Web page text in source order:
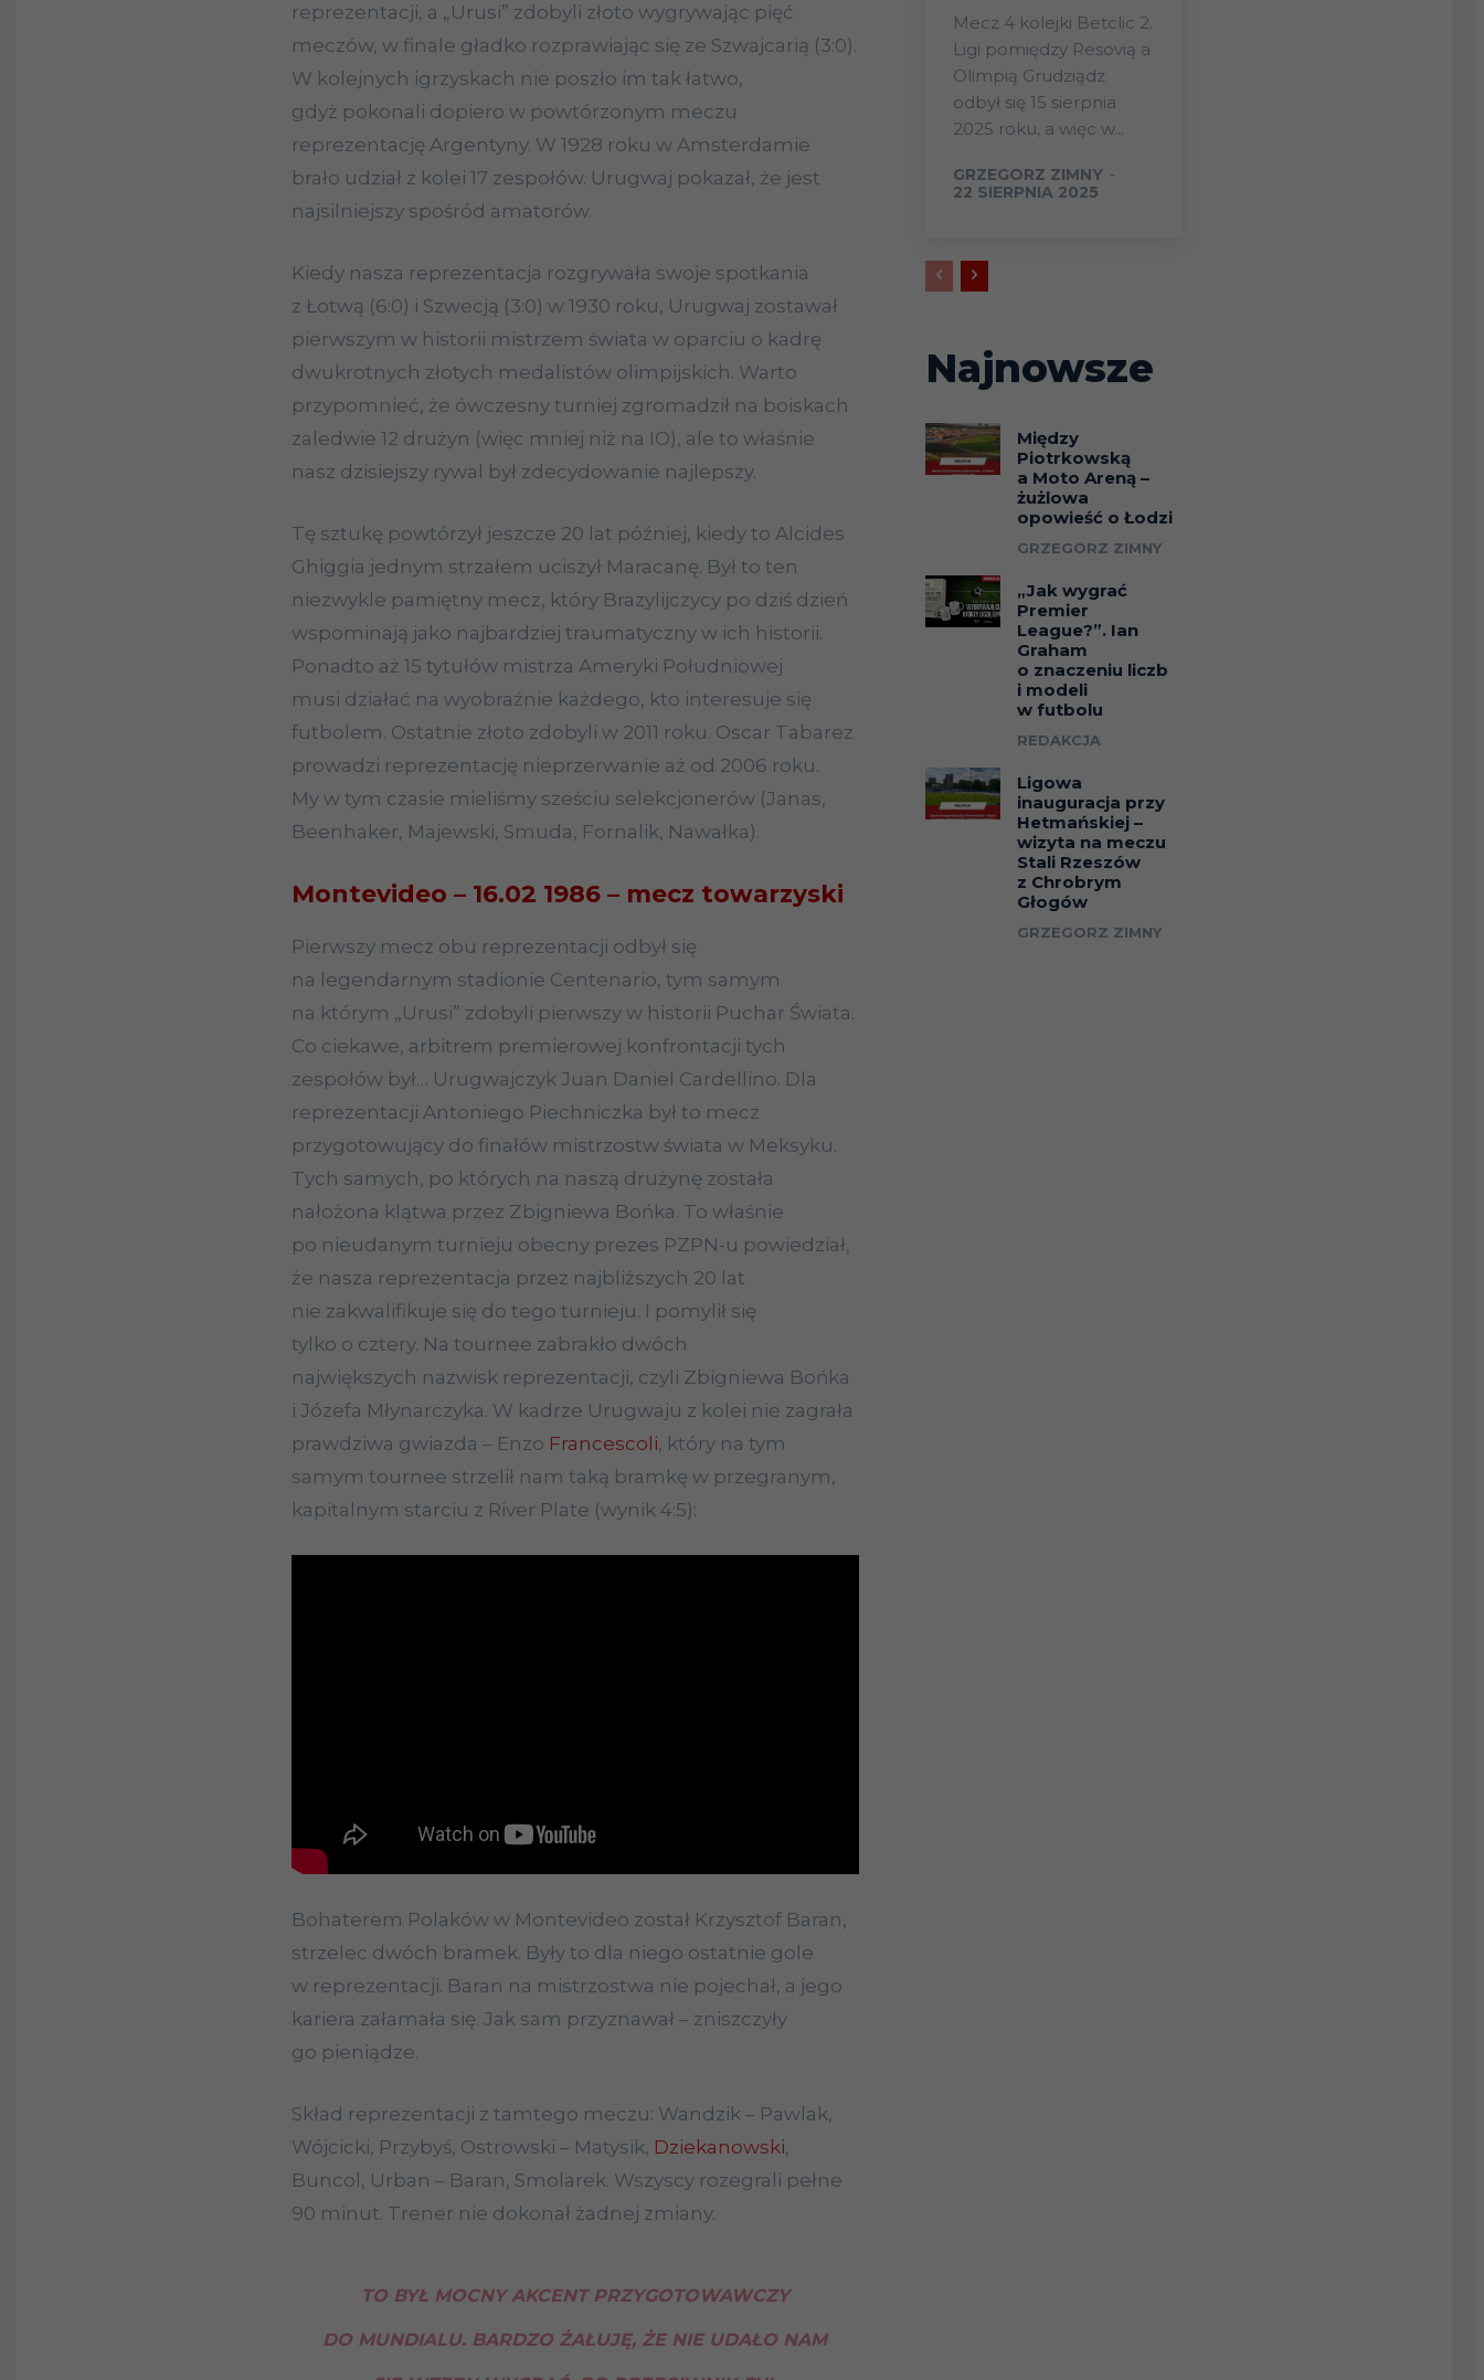
reprezentacji, a „Urusi” zdobyli złoto wygrywając pięć
meczów, w finale gładko rozprawiając się ze Szwajcarią (3:0).
W kolejnych igrzyskach nie poszło im tak łatwo,
gdyż pokonali dopiero w powtórzonym meczu
reprezentację Argentyny. W 1928 roku w Amsterdamie
brało udział z kolei 17 zespołów. Urugwaj pokazał, że jest
najsilniejszy spośród amatorów.
Kiedy nasza reprezentacja rozgrywała swoje spotkania
z Łotwą (6:0) i Szwecją (3:0) w 1930 roku, Urugwaj zostawał
pierwszym w historii mistrzem świata w oparciu o kadrę
dwukrotnych złotych medalistów olimpijskich. Warto
przypomnieć, że ówczesny turniej zgromadził na boiskach
zaledwie 12 drużyn (więc mniej niż na IO), ale to właśnie
nasz dzisiejszy rywal był zdecydowanie najlepszy.
Tę sztukę powtórzył jeszcze 20 lat później, kiedy to Alcides
Ghiggia jednym strzałem uciszył Maracanę. Był to ten
niezwykle pamiętny mecz, który Brazylijczycy po dziś dzień
wspominają jako najbardziej traumatyczny w ich historii.
Ponadto aż 15 tytułów mistrza Ameryki Południowej
musi działać na wyobraźnie każdego, kto interesuje się
futbolem. Ostatnie złoto zdobyli w 2011 roku. Oscar Tabarez
prowadzi reprezentację nieprzerwanie aż od 2006 roku.
My w tym czasie mieliśmy sześciu selekcjonerów (Janas,
Beenhaker, Majewski, Smuda, Fornalik, Nawałka).
Montevideo – 16.02 1986 – mecz towarzyski
Pierwszy mecz obu reprezentacji odbył się
na legendarnym stadionie Centenario, tym samym
na którym „Urusi” zdobyli pierwszy w historii Puchar Świata.
Co ciekawe, arbitrem premierowej konfrontacji tych
zespołów był… Urugwajczyk Juan Daniel Cardellino. Dla
reprezentacji Antoniego Piechniczka był to mecz
przygotowujący do finałów mistrzostw świata w Meksyku.
Tych samych, po których na naszą drużynę została
nałożona klątwa przez Zbigniewa Bońka. To właśnie
po nieudanym turnieju obecny prezes PZPN-u powiedział,
że nasza reprezentacja przez najbliższych 20 lat
nie zakwalifikuje się do tego turnieju. I pomylił się
tylko o cztery. Na tournee zabrakło dwóch
największych nazwisk reprezentacji, czyli Zbigniewa Bońka
i Józefa Młynarczyka. W kadrze Urugwaju z kolei nie zagrała
prawdziwa gwiazda – Enzo Francescoli, który na tym
samym tournee strzelił nam taką bramkę w przegranym,
kapitalnym starciu z River Plate (wynik 4:5):
Bohaterem Polaków w Montevideo został Krzysztof Baran,
strzelec dwóch bramek. Były to dla niego ostatnie gole
w reprezentacji. Baran na mistrzostwa nie pojechał, a jego
kariera załamała się. Jak sam przyznawał – zniszczyły
go pieniądze.
Skład reprezentacji z tamtego meczu: Wandzik – Pawlak,
Wójcicki, Przybyś, Ostrowski – Matysik, Dziekanowski,
Buncol, Urban – Baran, Smolarek. Wszyscy rozegrali pełne
90 minut. Trener nie dokonał żadnej zmiany.
TO BYŁ MOCNY AKCENT PRZYGOTOWAWCZY
DO MUNDIALU. BARDZO ŻAŁUJĘ, ŻE NIE UDAŁO NAM
Mecz 4 kolejki Betclic 2.
Ligi pomiędzy Resovią a
Olimpią Grudziądz
odbył się 15 sierpnia
2025 roku, a więc w...
GRZEGORZ ZIMNY -
22 SIERPNIA 2025
Najnowsze
Między
Piotrkowską
a Moto Areną –
żużlowa
opowieść o Łodzi
GRZEGORZ ZIMNY
„Jak wygrać
Premier
League?”. Ian
Graham
o znaczeniu liczb
i modeli
w futbolu
REDAKCJA
Ligowa
inauguracja przy
Hetmańskiej –
wizyta na meczu
Stali Rzeszów
z Chrobrym
Głogów
GRZEGORZ ZIMNY